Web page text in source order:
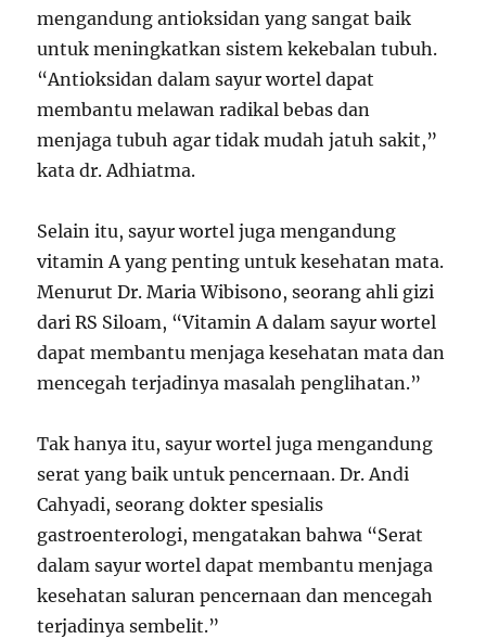
mengandung antioksidan yang sangat baik
untuk meningkatkan sistem kekebalan tubuh.
“Antioksidan dalam sayur wortel dapat
membantu melawan radikal bebas dan
menjaga tubuh agar tidak mudah jatuh sakit,”
kata dr. Adhiatma.
Selain itu, sayur wortel juga mengandung
vitamin A yang penting untuk kesehatan mata.
Menurut Dr. Maria Wibisono, seorang ahli gizi
dari RS Siloam, “Vitamin A dalam sayur wortel
dapat membantu menjaga kesehatan mata dan
mencegah terjadinya masalah penglihatan.”
Tak hanya itu, sayur wortel juga mengandung
serat yang baik untuk pencernaan. Dr. Andi
Cahyadi, seorang dokter spesialis
gastroenterologi, mengatakan bahwa “Serat
dalam sayur wortel dapat membantu menjaga
kesehatan saluran pencernaan dan mencegah
terjadinya sembelit.”